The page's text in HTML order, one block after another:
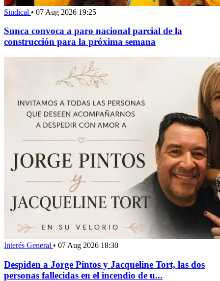
Sindical • 07 Aug 2026 19:25
Sunca convoca a paro nacional parcial de la
construcción para la próxima semana
Interés General • 07 Aug 2026 18:30
Despiden a Jorge Pintos y Jacqueline Tort, las dos
personas fallecidas en el incendio de u...